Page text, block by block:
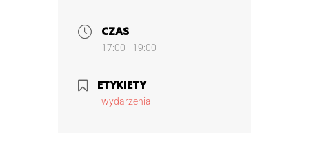
CZAS
17:00 - 19:00
ETYKIETY
wydarzenia